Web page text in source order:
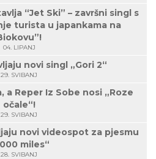
“Jet Ski” – završni singl s
turista u japankama na
04. LIPANJ
novi singl „Gori 2“
29. SVIBANJ
a Reper Iz Sobe nosi „Roze
očale“!
29. SVIBANJ
novi videospot za pjesmu
miles“
28. SVIBANJ